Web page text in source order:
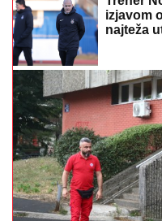
NAŠA PEVAČICA SE
STANKOVIĆEMOtkrila
ne zna, pomenula i
pričaju (VIDEO)
bez
Takva
pare